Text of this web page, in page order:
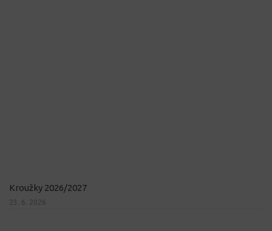
Kroužky 2026/2027
23. 6. 2026